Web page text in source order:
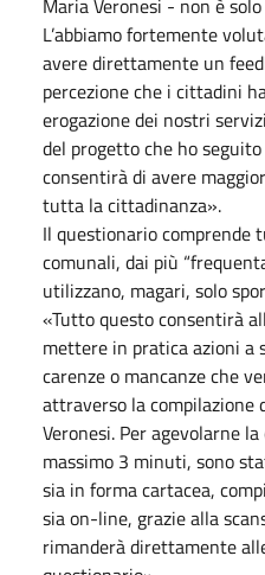
L’abbiamo fortemente
avere direttamente un
percezione che i cittadini
erogazione dei nostri
del progetto che ho
consentirà di avere
tutta la cittadinanza».
Il questionario
comunali, dai più
utilizzano, magari, solo
«Tutto questo consentirà
mettere in pratica azioni a
carenze o mancanze che
attraverso la
Veronesi. Per agevolarne
massimo 3 minuti, sono
sia in forma cartacea,
sia on-line, grazie alla
rimanderà direttamente